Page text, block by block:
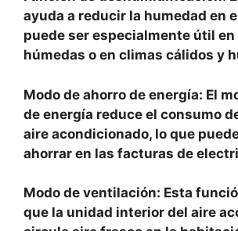
ayuda a reducir la humedad en
puede ser especialmente útil en
húmedas o en climas cálidos y
Modo de ahorro de energía: El
de energía reduce el consumo
aire acondicionado, lo que
ahorrar en las facturas de
Modo de ventilación: Esta
que la unidad interior del aire